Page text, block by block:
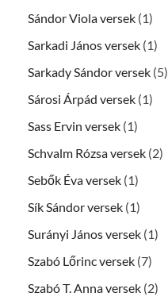
Sándor Viola versek (1)
Sarkadi János versek (1)
Sarkady Sándor versek (5)
Sárosi Árpád versek (1)
Sass Ervin versek (1)
Schvalm Rózsa versek (2)
Sebők Éva versek (1)
Sík Sándor versek (1)
Surányi János versek (1)
Szabó Lőrinc versek (7)
Szabó T. Anna versek (2)